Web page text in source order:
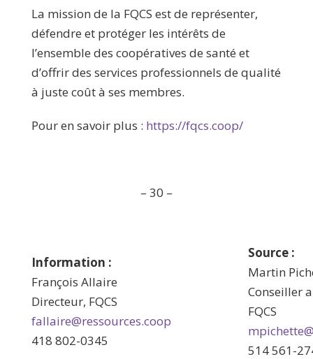
La mission de la FQCS est de représenter,
défendre et protéger les intérêts de
l’ensemble des coopératives de santé et
d’offrir des services professionnels de qualité
à juste coût à ses membres.
Pour en savoir plus : https://fqcs.coop/
– 30 –
Information :
François Allaire
Directeur, FQCS
fallaire@ressources.coop
418 802-0345
Source :
Martin
Conseiller
FQCS
514 561-